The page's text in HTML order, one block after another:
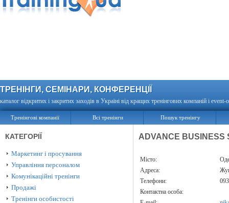
ТРЕНІНГИ, СЕМІНАРИ, КОНФЕРЕНЦІЇ
каталог відкритих і закритих заходів в Україні від кращих тренінгових компаній і event-
Тренінгові компанії Всі тренінги Пошук тренінгу
КАТЕГОРІЇ
Маркетинг і просування
Управління персоналом
Комунікаційні тренінги
Продажі
Тренінги особистості
ADVANCE BUSINESS
Місто:
Адреса:
Телефони:
Контактна особа: